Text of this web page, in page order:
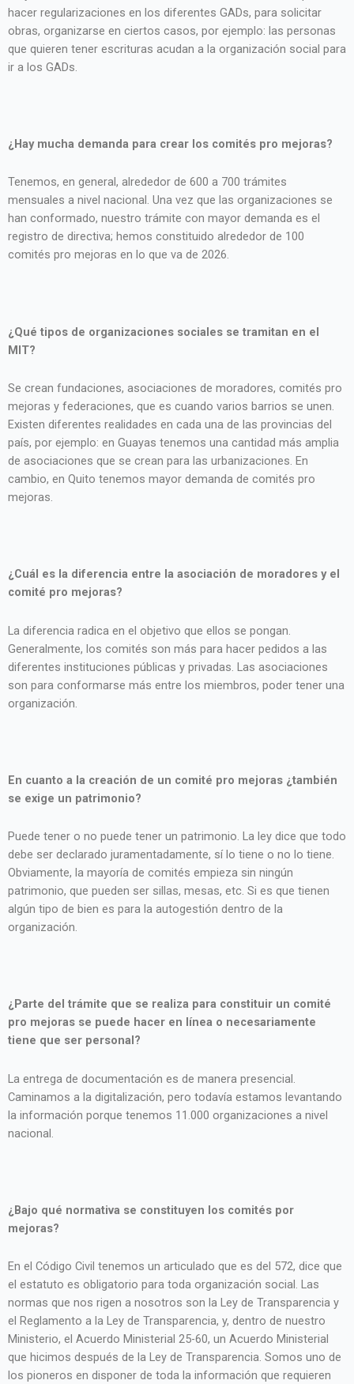
hacer regularizaciones en los diferentes GADs, para solicitar
obras, organizarse en ciertos casos, por ejemplo: las personas
que quieren tener escrituras acudan a la organización social para
ir a los GADs.
¿Hay mucha demanda para crear los comités pro mejoras?
Tenemos, en general, alrededor de 600 a 700 trámites
mensuales a nivel nacional. Una vez que las organizaciones se
han conformado, nuestro trámite con mayor demanda es el
registro de directiva; hemos constituido alrededor de 100
comités pro mejoras en lo que va de 2026.
¿Qué tipos de organizaciones sociales se tramitan en el
MIT?
Se crean fundaciones, asociaciones de moradores, comités pro
mejoras y federaciones, que es cuando varios barrios se unen.
Existen diferentes realidades en cada una de las provincias del
país, por ejemplo: en Guayas tenemos una cantidad más amplia
de asociaciones que se crean para las urbanizaciones. En
cambio, en Quito tenemos mayor demanda de comités pro
mejoras.
¿Cuál es la diferencia entre la asociación de moradores y el
comité pro mejoras?
La diferencia radica en el objetivo que ellos se pongan.
Generalmente, los comités son más para hacer pedidos a las
diferentes instituciones públicas y privadas. Las asociaciones
son para conformarse más entre los miembros, poder tener una
organización.
En cuanto a la creación de un comité pro mejoras ¿también
se exige un patrimonio?
Puede tener o no puede tener un patrimonio. La ley dice que todo
debe ser declarado juramentadamente, sí lo tiene o no lo tiene.
Obviamente, la mayoría de comités empieza sin ningún
patrimonio, que pueden ser sillas, mesas, etc. Si es que tienen
algún tipo de bien es para la autogestión dentro de la
organización.
¿Parte del trámite que se realiza para constituir un comité
pro mejoras se puede hacer en línea o necesariamente
tiene que ser personal?
La entrega de documentación es de manera presencial.
Caminamos a la digitalización, pero todavía estamos levantando
la información porque tenemos 11.000 organizaciones a nivel
nacional.
¿Bajo qué normativa se constituyen los comités por
mejoras?
En el Código Civil tenemos un articulado que es del 572, dice que
el estatuto es obligatorio para toda organización social. Las
normas que nos rigen a nosotros son la Ley de Transparencia y
el Reglamento a la Ley de Transparencia, y, dentro de nuestro
Ministerio, el Acuerdo Ministerial 25-60, un Acuerdo Ministerial
que hicimos después de la Ley de Transparencia. Somos uno de
los pioneros en disponer de toda la información que requieren